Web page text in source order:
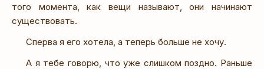
того момента, как вещи называют, они начинают
существовать.
Сперва я его хотела, а теперь больше не хочу.
А я тебе говорю, что уже слишком поздно. Раньше